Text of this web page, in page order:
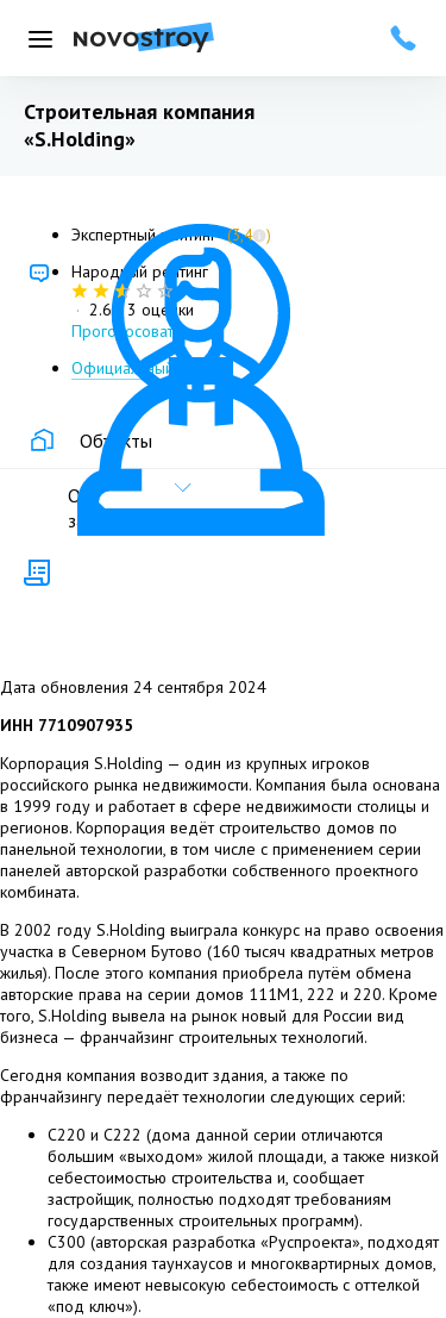
Меню
Строительная компания
«S.Holding»
Экспертный рейтинг (3,4 )
Народный рейтинг
· 2.6 / 3 оценки
Проголосовать
Официальный сайт
Объекты
О
застройщике
Дата обновления 24 сентября 2024
ИНН 7710907935
Корпорация S.Holding — один из крупных игроков
российского рынка недвижимости. Компания была основана
в 1999 году и работает в сфере недвижимости столицы и
регионов. Корпорация ведёт строительство домов по
панельной технологии, в том числе с применением серии
панелей авторской разработки собственного проектного
комбината.
В 2002 году S.Holding выиграла конкурс на право освоения
участка в Северном Бутово (160 тысяч квадратных метров
жилья). После этого компания приобрела путём обмена
авторские права на серии домов 111М1, 222 и 220. Кроме
того, S.Holding вывела на рынок новый для России вид
бизнеса — франчайзинг строительных технологий.
Сегодня компания возводит здания, а также по
франчайзингу передаёт технологии следующих серий:
С220 и С222 (дома данной серии отличаются
большим «выходом» жилой площади, а также низкой
себестоимостью строительства и, сообщает
застройщик, полностью подходят требованиям
государственных строительных программ).
С300 (авторская разработка «Руспроекта», подходят
для создания таунхаусов и многоквартирных домов,
также имеют невысокую себестоимость с оттелкой
«под ключ»).